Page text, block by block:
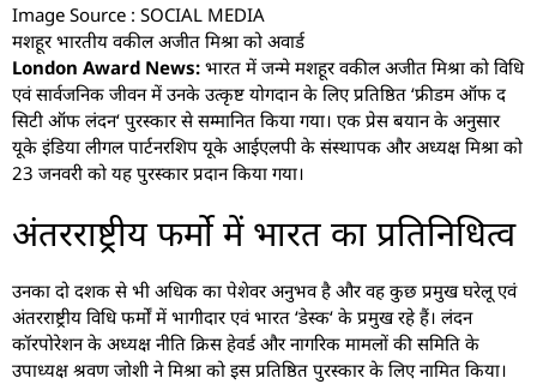
Image Source : SOCIAL MEDIA
मशहूर भारतीय वकील अजीत मिश्रा को अवार्ड
London Award News: भारत में जन्मे मशहूर वकील अजीत मिश्रा को विधि
एवं सार्वजनिक जीवन में उनके उत्कृष्ट योगदान के लिए प्रतिष्ठित ‘फ्रीडम ऑफ द
सिटी ऑफ लंदन‘ पुरस्कार से सम्मानित किया गया। एक प्रेस बयान के अनुसार
यूके इंडिया लीगल पार्टनरशिप यूके आईएलपी के संस्थापक और अध्यक्ष मिश्रा को
23 जनवरी को यह पुरस्कार प्रदान किया गया।
अंतरराष्ट्रीय फर्मो में भारत का प्रतिनिधित्व
उनका दो दशक से भी अधिक का पेशेवर अनुभव है और वह कुछ प्रमुख घरेलू एवं
अंतरराष्ट्रीय विधि फर्मों में भागीदार एवं भारत ‘डेस्क‘ के प्रमुख रहे हैं। लंदन
कॉरपोरेशन के अध्यक्ष नीति क्रिस हेवर्ड और नागरिक मामलों की समिति के
उपाध्यक्ष श्रवण जोशी ने मिश्रा को इस प्रतिष्ठित पुरस्कार के लिए नामित किया।